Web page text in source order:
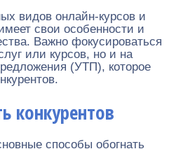
видов онлайн-курсов и
свои особенности и
Важно фокусироваться
или курсов, но и на
(УТП), которое
конкурентов
способы обогнать